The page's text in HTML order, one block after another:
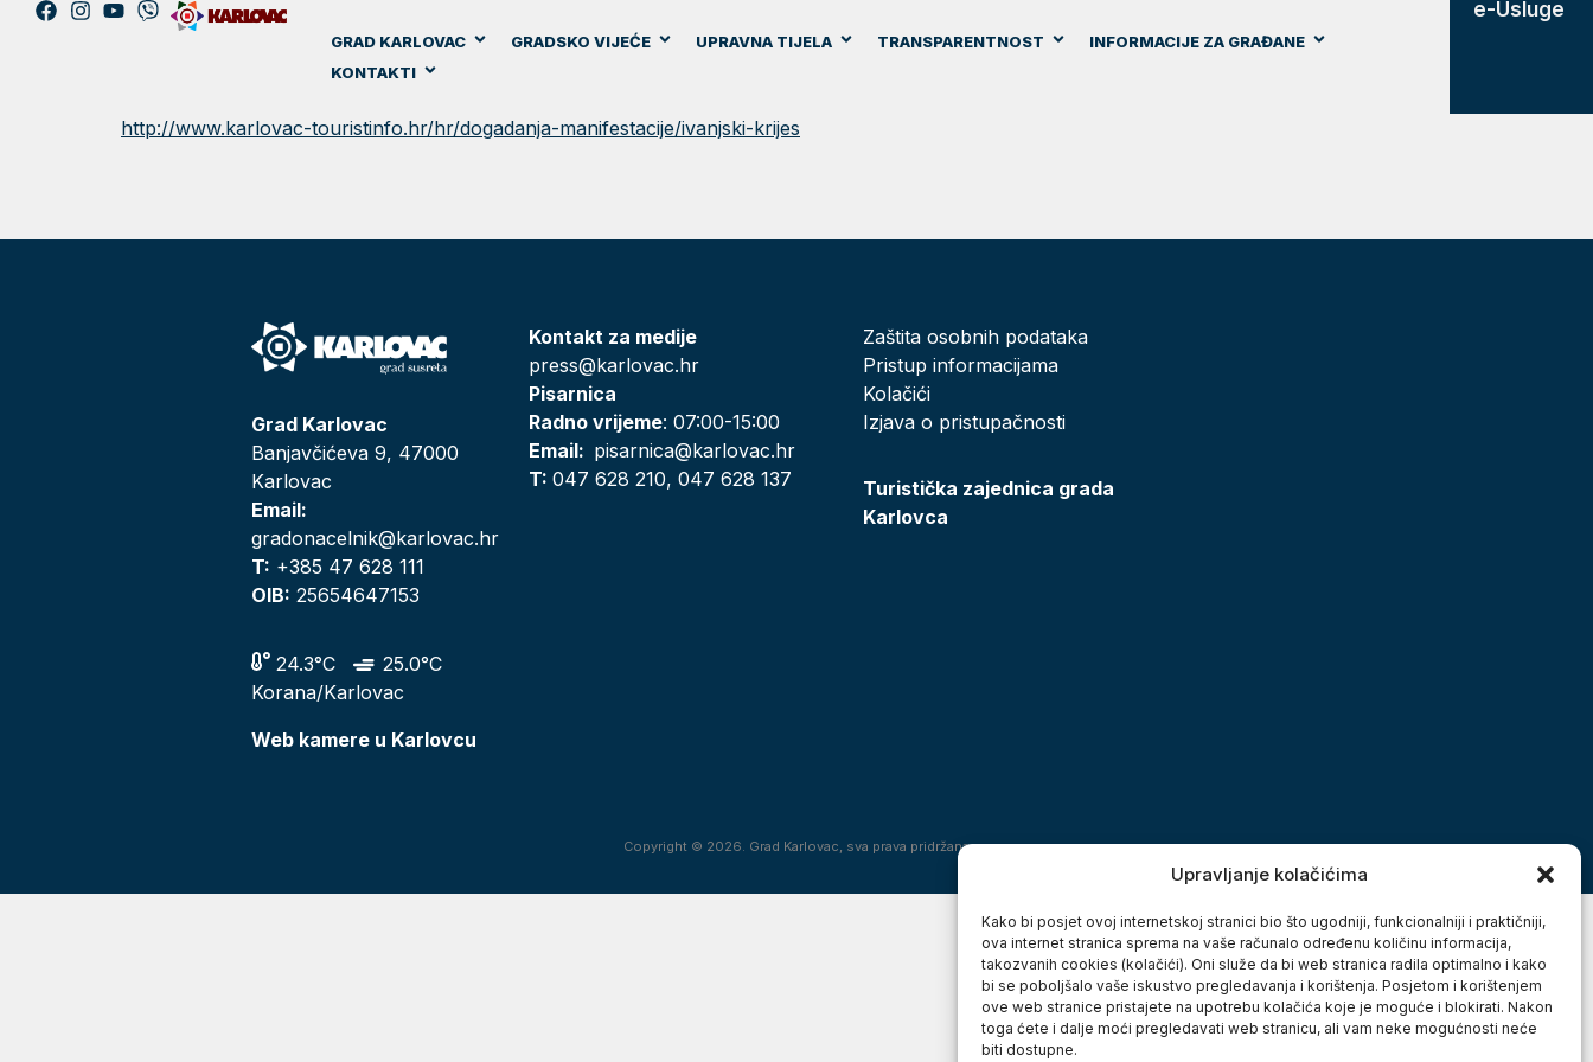
Upravljanje kolačićima
Kako bi posjet ovoj internetskoj stranici bio što ugodniji, funkcionalniji i praktičniji,
ova internet stranica sprema na vaše računalo određenu količinu informacija,
takozvanih cookies (kolačići). Oni služe da bi web stranica radila optimalno i kako
bi se poboljšalo vaše iskustvo pregledavanja i korištenja. Posjetom i korištenjem
ove web stranice pristajete na upotrebu kolačića koje je moguće i blokirati. Nakon
toga ćete i dalje moći pregledavati web stranicu, ali vam neke mogućnosti neće
biti dostupne.
GRAD KARLOVAC GRADSKO VIJEĆE UPRAVNA TIJELA TRANSPARENTNOST
INFORMACIJE ZA GRAĐANE
KONTAKTI
e-Usluge
http://www.karlovac-touristinfo.hr/hr/dogadanja-manifestacije/ivanjski-krijes
Grad Karlovac
Banjavčićeva 9, 47000
Karlovac
Email:
gradonacelnik@karlovac.hr
T: +385 47 628 111
OIB: 25654647153
24.3°C
25.0°C
Korana/Karlovac
Web kamere u Karlovcu
Kontakt za medije
press@karlovac.hr
Pisarnica
Radno vrijeme: 07:00-15:00
Email: pisarnica@karlovac.hr
T:047 628 210, 047 628 137
Zaštita osobnih podataka
Pristup informacijama
Kolačići
Izjava o pristupačnosti
Turistička zajednica grada
Karlovca
Copyright © 2026. Grad Karlovac, sva prava pridržana